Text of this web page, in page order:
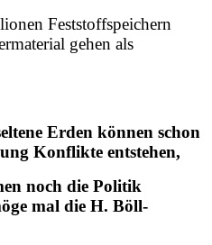
Feststoffspeichern
gehen als
Erden können schon
Konflikte entstehen,
noch die Politik
mal die H. Böll-